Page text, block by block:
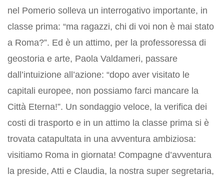
nel Pomerio solleva un interrogativo importante, in
classe prima: “ma ragazzi, chi di voi non è mai stato
a Roma?”. Ed è un attimo, per la professoressa di
geostoria e arte, Paola Valdameri, passare
dall’intuizione all’azione: “dopo aver visitato le
capitali europee, non possiamo farci mancare la
Città Eterna!”. Un sondaggio veloce, la verifica dei
costi di trasporto e in un attimo la classe prima si è
trovata catapultata in una avventura ambiziosa:
visitiamo Roma in giornata! Compagne d’avventura
la preside, Atti e Claudia, la nostra super segretaria,